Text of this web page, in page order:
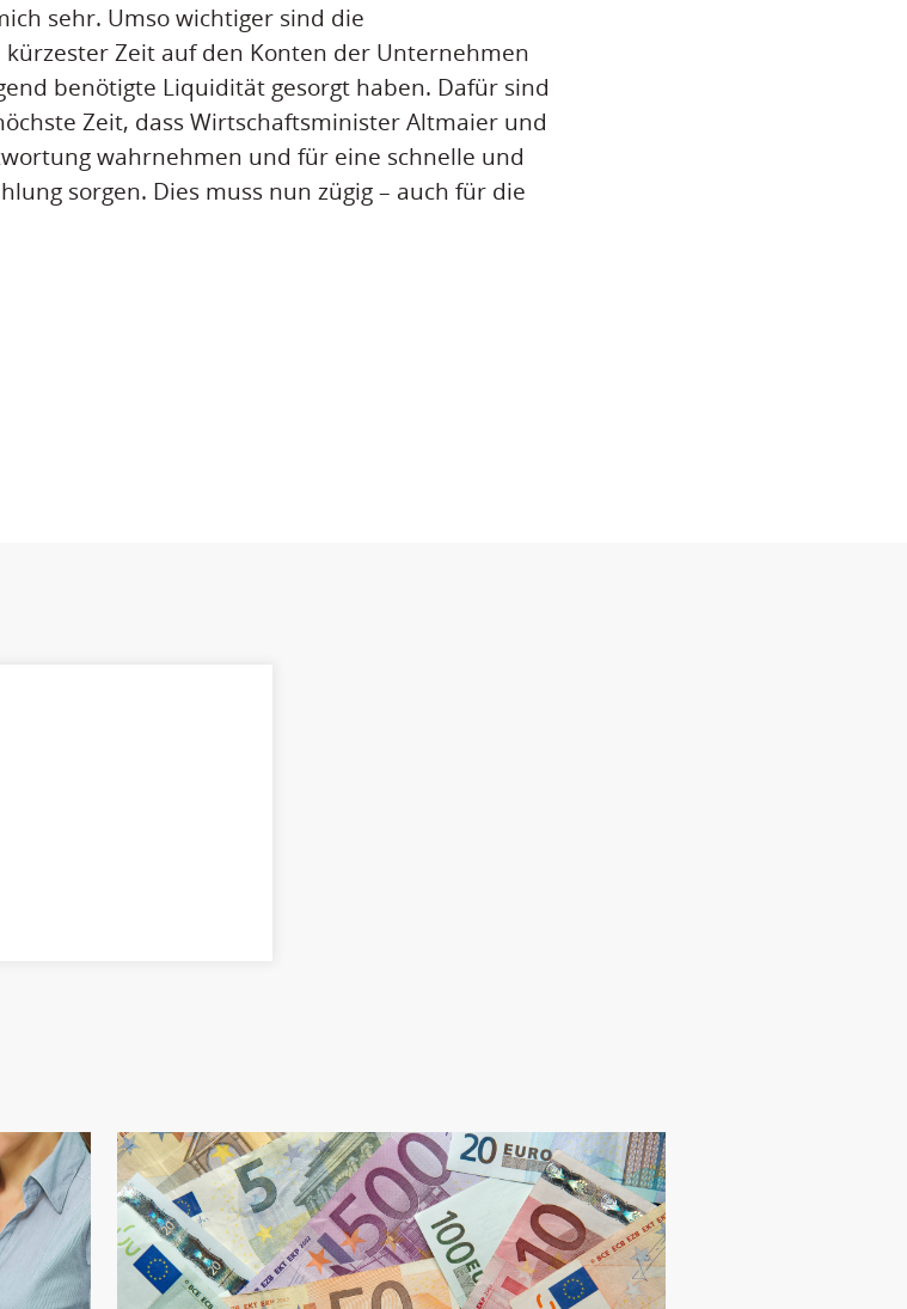
sehr. Umso wichtiger sind die
Zeit auf den Konten der Unternehmen
benötigte Liquidität gesorgt haben. Dafür sind
Zeit, dass Wirtschaftsminister Altmaier und
wahrnehmen und für eine schnelle und
sorgen. Dies muss nun zügig – auch für die